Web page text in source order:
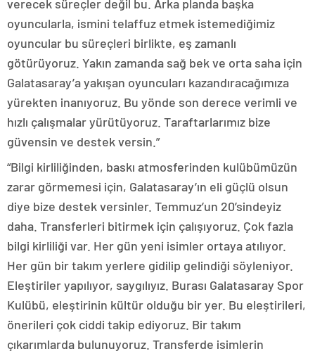
verecek süreçler değil bu. Arka planda başka
oyuncularla, ismini telaffuz etmek istemediğimiz
oyuncular bu süreçleri birlikte, eş zamanlı
götürüyoruz. Yakın zamanda sağ bek ve orta saha için
Galatasaray’a yakışan oyuncuları kazandıracağımıza
yürekten inanıyoruz. Bu yönde son derece verimli ve
hızlı çalışmalar yürütüyoruz. Taraftarlarımız bize
güvensin ve destek versin.”
“Bilgi kirliliğinden, baskı atmosferinden kulübümüzün
zarar görmemesi için, Galatasaray’ın eli güçlü olsun
diye bize destek versinler. Temmuz’un 20’sindeyiz
daha. Transferleri bitirmek için çalışıyoruz. Çok fazla
bilgi kirliliği var. Her gün yeni isimler ortaya atılıyor.
Her gün bir takım yerlere gidilip gelindiği söyleniyor.
Eleştiriler yapılıyor, saygılıyız. Burası Galatasaray Spor
Kulübü, eleştirinin kültür olduğu bir yer. Bu eleştirileri,
önerileri çok ciddi takip ediyoruz. Bir takım
çıkarımlarda bulunuyoruz. Transferde isimlerin